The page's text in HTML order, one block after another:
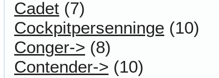
Cadet (7)
Cockpitpersenninge (10)
Conger-> (8)
Contender-> (10)